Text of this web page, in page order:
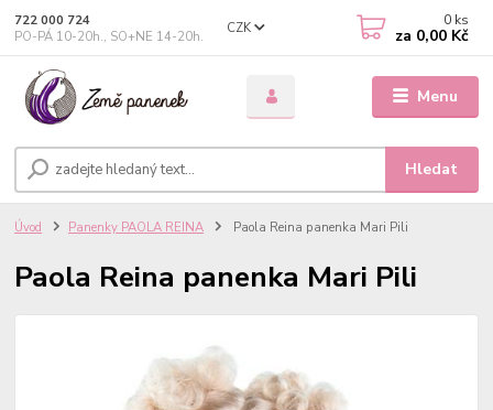
Menu
CZK
Hledat
722 000 724
PO-PÁ 10-20h., SO+NE 14-20h.
0 ks
za 0,00 Kč
Úvod Panenky PAOLA REINA Paola Reina panenka Mari Pili
Paola Reina panenka Mari Pili